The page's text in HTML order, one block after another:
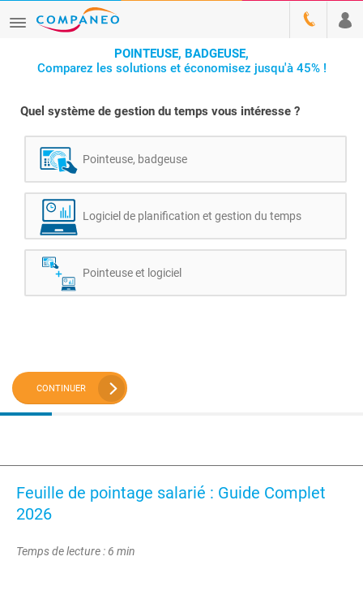
POINTEUSE, BADGEUSE,
Comparez les solutions et économisez jusqu'à 45% !
Quel système de gestion du temps vous intéresse ?
Pointeuse, badgeuse
Logiciel de planification et gestion du temps
Pointeuse et logiciel
CONTINUER
Feuille de pointage salarié : Guide Complet
2026
Temps de lecture : 6 min